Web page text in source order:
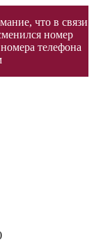
что в связи
номер
телефона